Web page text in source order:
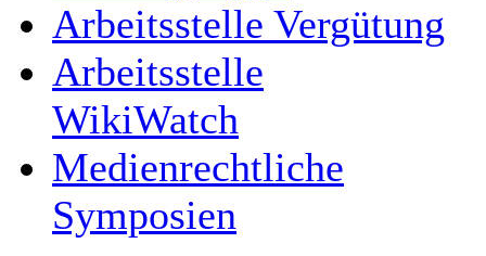
Arbeitsstelle Vergütung
Arbeitsstelle
WikiWatch
Medienrechtliche
Symposien